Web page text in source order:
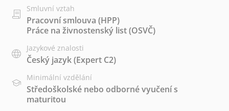
Smluvní vztah
Pracovní smlouva (HPP)
Práce na živnostenský list (OSVČ)
Jazykové znalosti
Český jazyk(Expert C2)
Minimální vzdělání
Středoškolské nebo odborné vyučení s
maturitou